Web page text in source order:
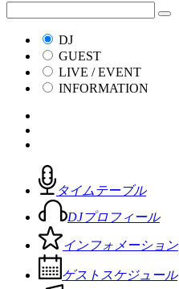
DJ
GUEST
LIVE / EVENT
INFORMATION
タイムテーブル
DJプロフィール
インフォメーション
ゲストスケジュール